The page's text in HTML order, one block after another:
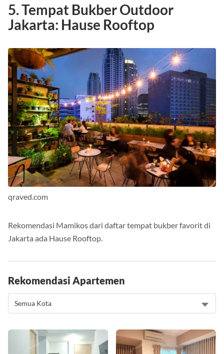
5. Tempat Bukber Outdoor
Jakarta: Hause Rooftop
qraved.com
Rekomendasi Mamikos dari daftar tempat bukber favorit di
Jakarta ada Hause Rooftop.
Rekomendasi Apartemen